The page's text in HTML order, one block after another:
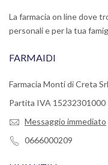
La farmacia on line dove
personali e per la tua
FARMAIDI
Farmacia Monti di Creta Srl
Partita IVA 15232301000
Messaggio immediato
0666000209